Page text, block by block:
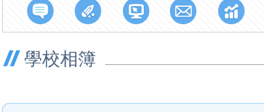
學校相簿